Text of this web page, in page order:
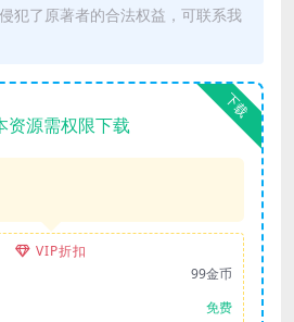
犯了原著者的合法权益，可联系我
下载
资源需权限下载
VIP折扣
99金币
免费